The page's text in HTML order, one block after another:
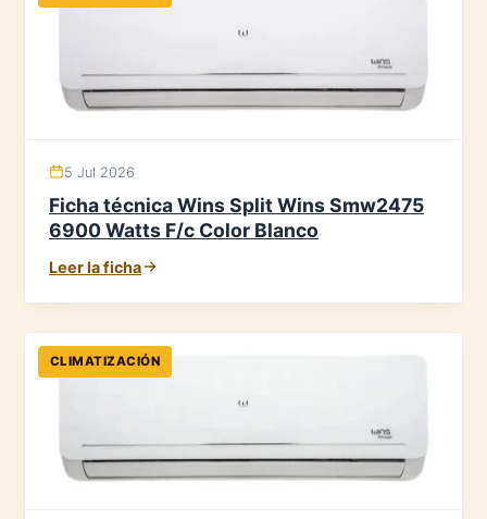
5 Jul 2026
Ficha técnica Wins Split Wins Smw2475
6900 Watts F/c Color Blanco
Leer la ficha
CLIMATIZACIÓN